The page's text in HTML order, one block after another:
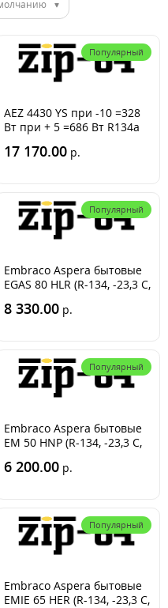
Популярный
AEZ 4430 YS при -10 =328
Вт при + 5 =686 Вт R134a
17 170.00 р.
Популярный
Embraco Aspera бытовые
EGAS 80 HLR (R-134, -23,3 С,
8 330.00 р.
Популярный
Embraco Aspera бытовые
EM 50 HNP (R-134, -23,3 С,
6 200.00 р.
Популярный
Embraco Aspera бытовые
EMIE 65 HER (R-134, -23,3 С,